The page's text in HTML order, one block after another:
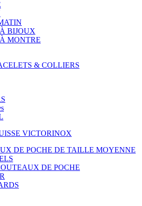
BIJOUX
MONTRE
& COLLIERS
VICTORINOX
DE POCHE DE TAILLE MOYENNE
DE POCHE